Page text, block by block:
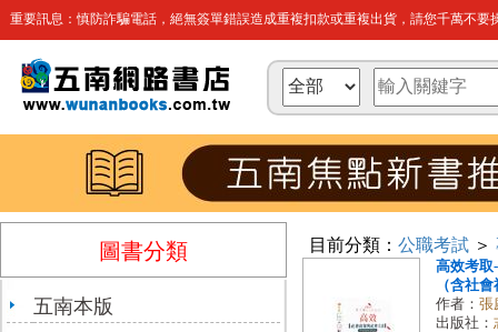
重要訊息：慎防詐騙電話，絕無簽單錯誤造成重複扣款或重複出貨，請您千萬不要
圖書分類
五南本版
目前分類： 公職考試 ＞
高效考取
（含社
作者： 張
出版社：